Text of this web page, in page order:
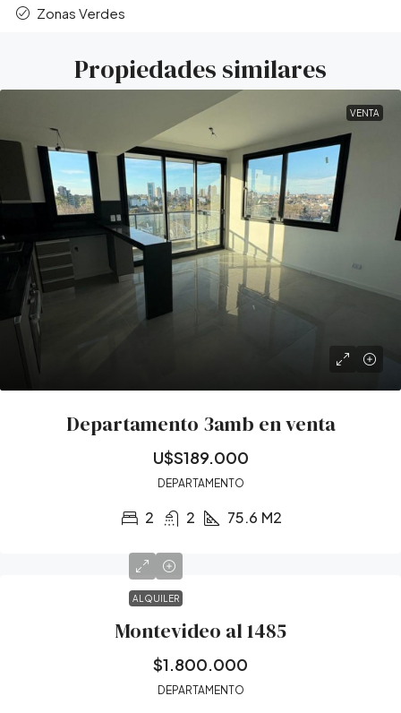
Zonas Verdes
Propiedades similares
VENTA
Departamento 3amb en venta
U$S189.000
DEPARTAMENTO
2 2 75.6 M2
ALQUILER
Montevideo al 1485
$1.800.000
DEPARTAMENTO